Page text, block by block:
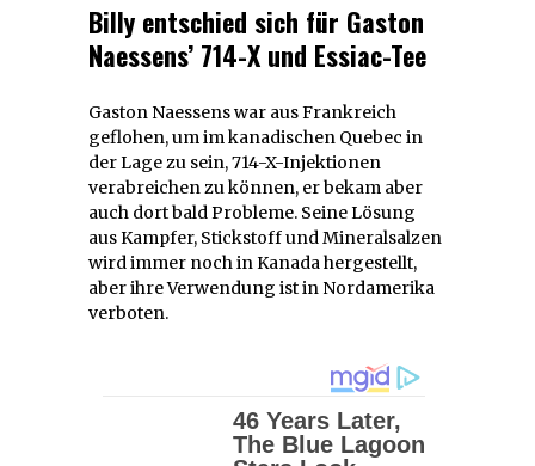
Billy entschied sich für Gaston
Naessens’ 714-X und Essiac-Tee
Gaston Naessens war aus Frankreich
geflohen, um im kanadischen Quebec in
der Lage zu sein, 714-X-Injektionen
verabreichen zu können, er bekam aber
auch dort bald Probleme. Seine Lösung
aus Kampfer, Stickstoff und Mineralsalzen
wird immer noch in Kanada hergestellt,
aber ihre Verwendung ist in Nordamerika
verboten.